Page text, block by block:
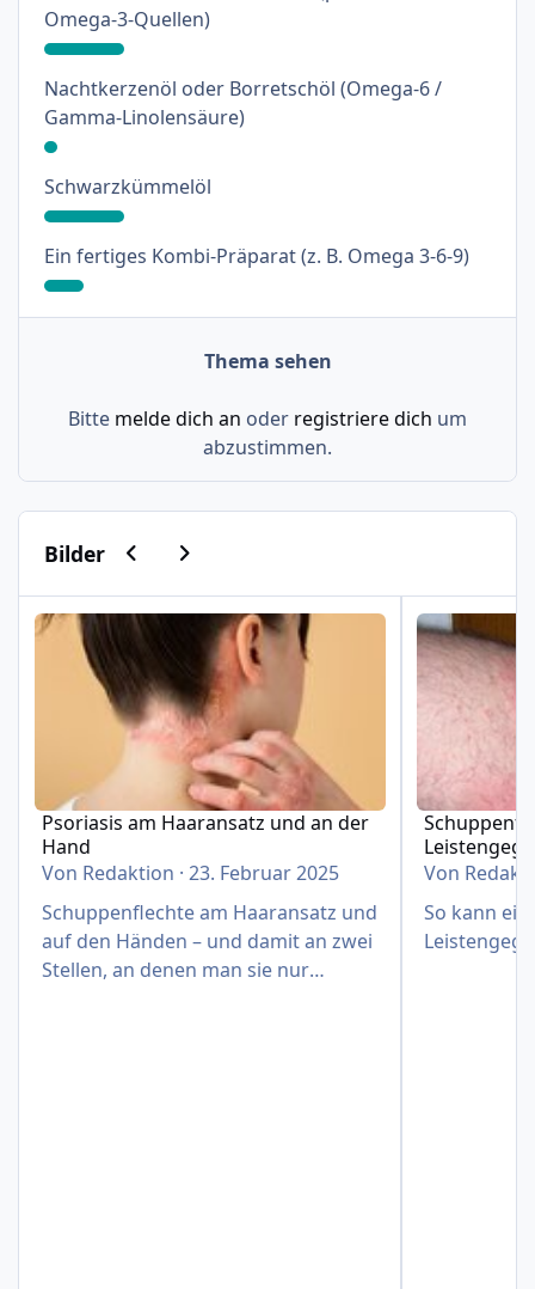
Omega-3-Quellen): 18%
Nachtkerzenöl oder Borretschöl (Omega-6 /
Gamma-Linolensäure): 3%
Schwarzkümmelöl: 18%
Ein fertiges Kombi-Präparat (z. B. Omega 3-6-9): 9%
Thema sehen
Bitte melde dich an oder registriere dich um
abzustimmen.
BilderVorherige Karussell-Folie
Nächste Karussell-Folie
Psoriasis am Haaransatz und an der Hand
Psoriasis am Haaransatz und an der
Hand
Von Redaktion ·23. Februar 2025
Schuppenflechte am Haaransatz und
auf den Händen – und damit an zwei
Stellen, an denen man sie nur
Von
So kann